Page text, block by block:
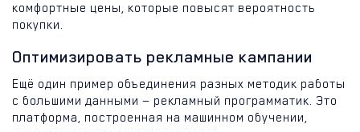
комфортные цены, которые повысят вероятность
покупки.
Оптимизировать рекламные кампании
Ещё один пример объединения разных методик работы
с большими данными — рекламный программатик. Это
платформа, построенная на машинном обучении,